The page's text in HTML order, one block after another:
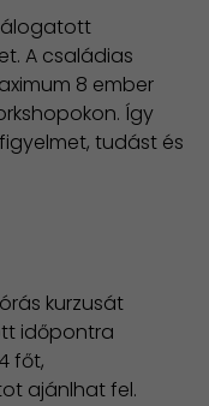
A családias
8 ember
Így
tudást és
kurzusát
időpontra
főt,
ajánlhat fel.